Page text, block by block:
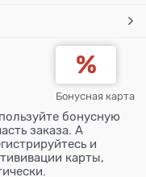
Бонусная карта
бонусную
заказа. А
и
карты,